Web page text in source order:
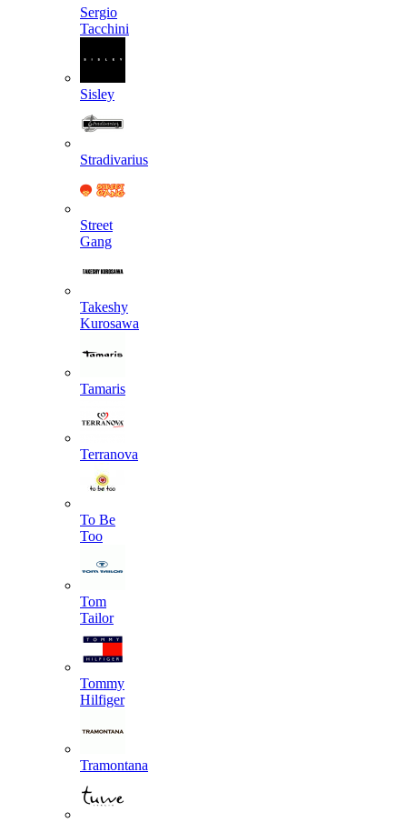
Sergio
Tacchini
Sisley
Stradivarius
Street
Gang
Takeshy
Kurosawa
Tamaris
Terranova
To Be
Too
Tom
Tailor
Tommy
Hilfiger
Tramontana